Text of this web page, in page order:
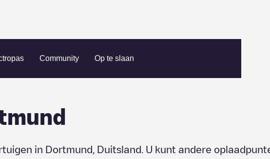
Community Op te slaan
in Dortmund Duitsland
. U kunt andere